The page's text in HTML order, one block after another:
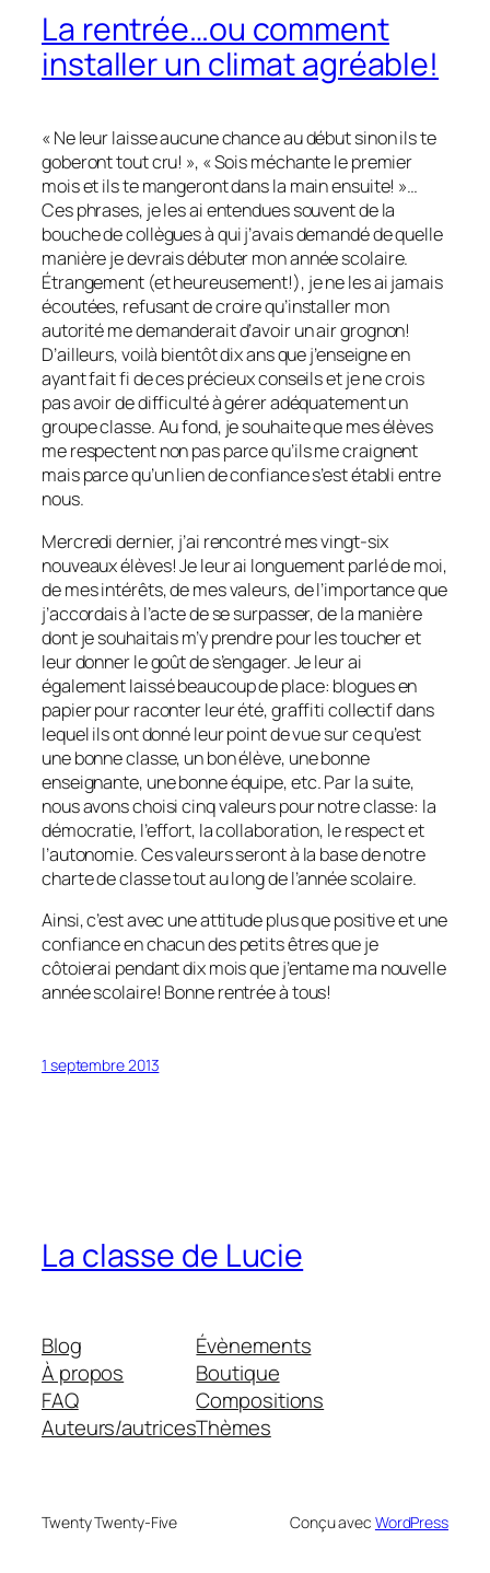
La rentrée…ou comment
installer un climat agréable!
« Ne leur laisse aucune chance au début sinon ils te
goberont tout cru! », « Sois méchante le premier
mois et ils te mangeront dans la main ensuite! »…
Ces phrases, je les ai entendues souvent de la
bouche de collègues à qui j’avais demandé de quelle
manière je devrais débuter mon année scolaire.
Étrangement (et heureusement!), je ne les ai jamais
écoutées, refusant de croire qu’installer mon
autorité me demanderait d’avoir un air grognon!
D’ailleurs, voilà bientôt dix ans que j’enseigne en
ayant fait fi de ces précieux conseils et je ne crois
pas avoir de difficulté à gérer adéquatement un
groupe classe. Au fond, je souhaite que mes élèves
me respectent non pas parce qu’ils me craignent
mais parce qu’un lien de confiance s’est établi entre
nous.
Mercredi dernier, j’ai rencontré mes vingt-six
nouveaux élèves! Je leur ai longuement parlé de moi,
de mes intérêts, de mes valeurs, de l’importance que
j’accordais à l’acte de se surpasser, de la manière
dont je souhaitais m’y prendre pour les toucher et
leur donner le goût de s’engager. Je leur ai
également laissé beaucoup de place: blogues en
papier pour raconter leur été, graffiti collectif dans
lequel ils ont donné leur point de vue sur ce qu’est
une bonne classe, un bon élève, une bonne
enseignante, une bonne équipe, etc. Par la suite,
nous avons choisi cinq valeurs pour notre classe: la
démocratie, l’effort, la collaboration, le respect et
l’autonomie. Ces valeurs seront à la base de notre
charte de classe tout au long de l’année scolaire.
Ainsi, c’est avec une attitude plus que positive et une
confiance en chacun des petits êtres que je
côtoierai pendant dix mois que j’entame ma nouvelle
année scolaire! Bonne rentrée à tous!
1 septembre 2013
La classe de Lucie
Blog
À propos
FAQ
Auteurs/autrices
Évènements
Boutique
Compositions
Thèmes
Twenty Twenty-Five Conçu avec WordPress